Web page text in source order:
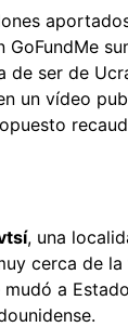
de ser de
un vídeo
, una
cerca de
a